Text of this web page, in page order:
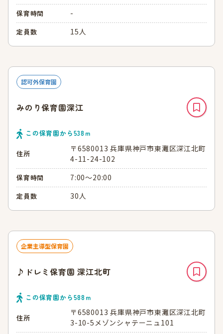
保育時間 -
定員数 15人
認可外保育園
みのり保育園深江
この保育園から538ｍ
住所
〒6580013 兵庫県神戸市東灘区深江北町
4-11-24-102
保育時間 7:00～20:00
定員数 30人
企業主導型保育園
♪ドレミ保育園 深江北町
この保育園から588ｍ
住所
〒6580013 兵庫県神戸市東灘区深江北町
3-10-5メゾンシャテーニュ101